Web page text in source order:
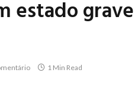
estado
1 Min Read